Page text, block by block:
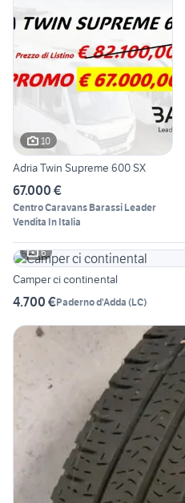
10
Adria Twin Supreme 600 SX
67.000 €
Centro Caravans Barassi Leader
Vendita In Italia
6
Camper ci continental
4.700 €Paderno d'Adda (LC)